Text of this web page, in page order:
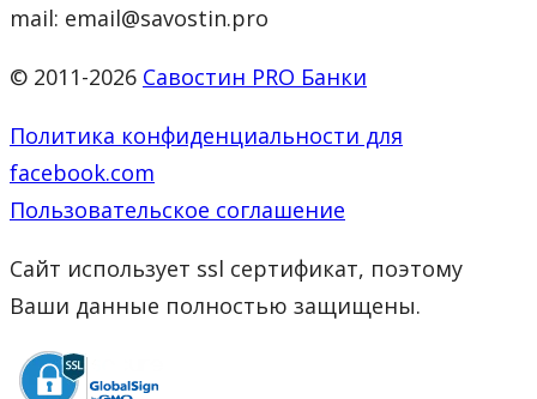
mail: email@savostin.pro
© 2011-2026 Савостин PRO Банки
Политика конфиденциальности для
facebook.com
Пользовательское соглашение
Сайт использует ssl сертификат, поэтому
Ваши данные полностью защищены.